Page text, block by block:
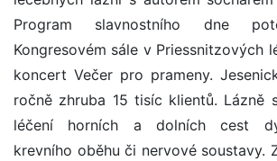
Program slavnostního dne
Kongresovém sále v Priessnitzových
koncert Večer pro prameny.
ročně zhruba 15 tisíc klientů. Lázně
léčení horních a dolních cest
krevního oběhu či nervové soustavy.